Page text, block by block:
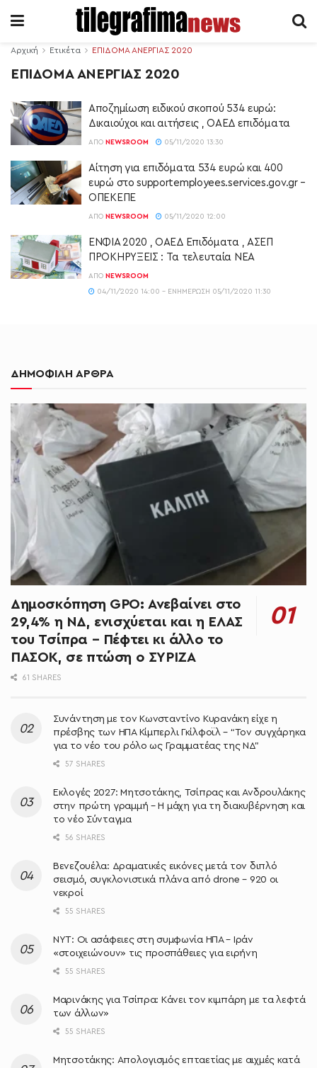
Αρχική Ετικέτα ΕΠΙΔΟΜΑ ΑΝΕΡΓΙΑΣ 2020
ΕΠΙΔΟΜΑ ΑΝΕΡΓΙΑΣ 2020
Αποζημίωση ειδικού σκοπού 534 ευρώ:
Δικαιούχοι και αιτήσεις , ΟΑΕΔ επιδόματα
ΑΠΌ NEWSROOM 05/11/2020 13:30
Αίτηση για επιδόματα 534 ευρώ και 400
ευρώ στο supportemployees.services.gov.gr –
ΟΠΕΚΕΠΕ
ΑΠΌ NEWSROOM 05/11/2020 12:00
ΕΝΦΙΑ 2020 , ΟΑΕΔ Επιδόματα , ΑΣΕΠ
ΠΡΟΚΗΡΥΞΕΙΣ : Τα τελευταία ΝΕΑ
ΑΠΌ NEWSROOM
04/11/2020 14:00 - ΕΝΗΜΈΡΩΣΗ 05/11/2020 11:30
ΔΗΜΟΦΙΛΗ ΑΡΘΡΑ
Δημοσκόπηση GPO: Ανεβαίνει στο
29,4% η ΝΔ, ενισχύεται και η ΕΛΑΣ
του Τσίπρα – Πέφτει κι άλλο το
ΠΑΣΟΚ, σε πτώση ο ΣΥΡΙΖΑ
61 SHARES
Συνάντηση με τον Κωνσταντίνο Κυρανάκη είχε η
πρέσβης των ΗΠΑ Κίμπερλι Γκίλφοϊλ – “Τον συγχάρηκα
για το νέο του ρόλο ως Γραμματέας της ΝΔ”
57 SHARES
Εκλογές 2027: Μητσοτάκης, Τσίπρας και Ανδρουλάκης
στην πρώτη γραμμή – Η μάχη για τη διακυβέρνηση και
το νέο Σύνταγμα
56 SHARES
Βενεζουέλα: Δραματικές εικόνες μετά τον διπλό
σεισμό, συγκλονιστικά πλάνα από drone – 920 οι
νεκροί
55 SHARES
NYT: Οι ασάφειες στη συμφωνία ΗΠΑ – Ιράν
«στοιχειώνουν» τις προσπάθειες για ειρήνη
55 SHARES
Μαρινάκης για Τσίπρα: Κάνει τον κιμπάρη με τα λεφτά
των άλλων»
55 SHARES
Μητσοτάκης: Απολογισμός επταετίας με αιχμές κατά